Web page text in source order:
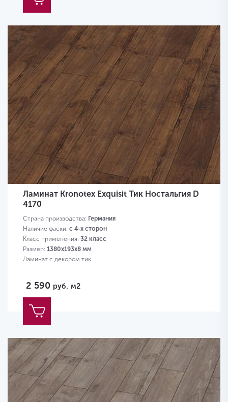
Ламинат Kronotex Exquisit Тик Ностальгия D
4170
Страна производства: Германия
Наличие фаски: с 4-х сторон
Класс применения: 32 класс
Размер: 1380х193х8 мм
Ламинат с декором тик
2 590 руб. м2